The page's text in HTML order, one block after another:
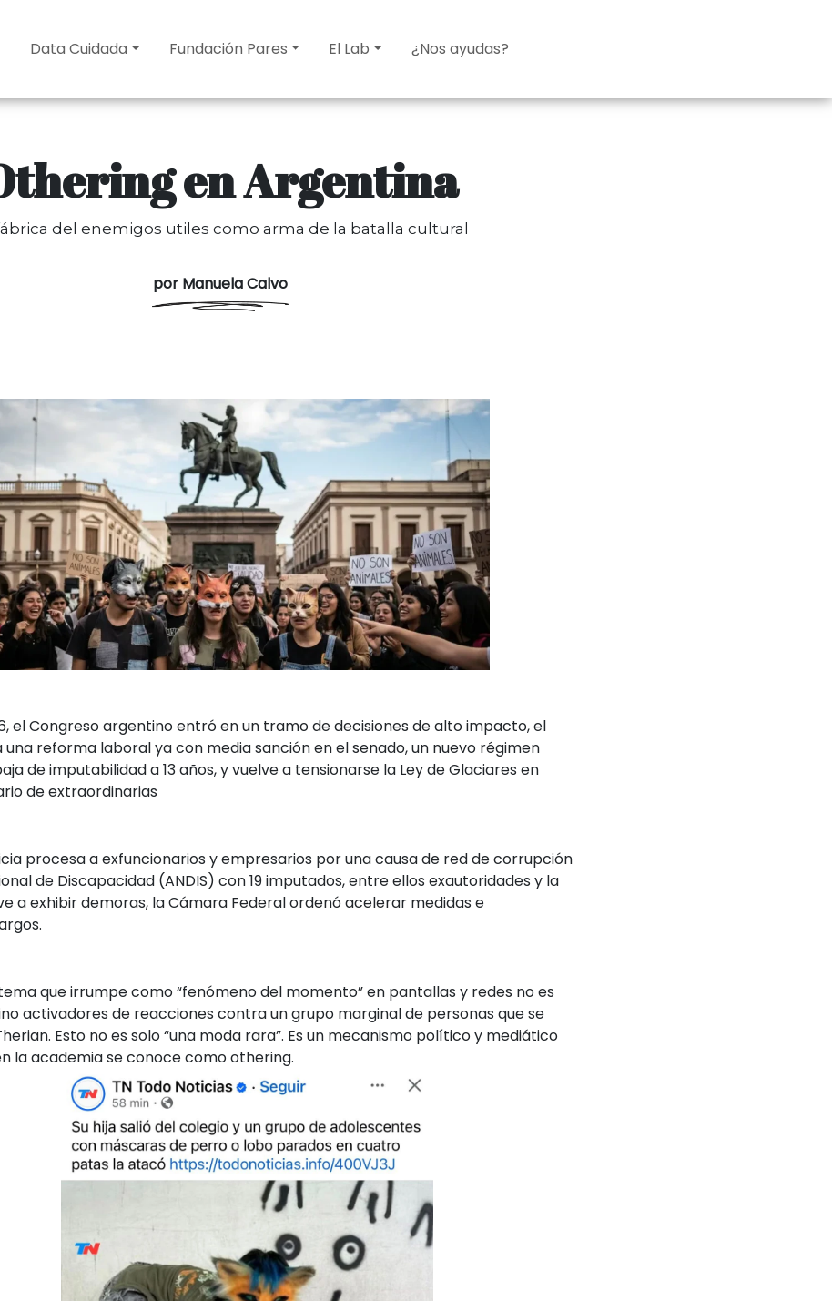
Data Cuidada Fundación Pares El Lab ¿Nos ayudas?
en Argentina
del enemigos utiles como arma de la batalla cultural
por Manuela Calvo
el Congreso argentino entró en un tramo de decisiones de alto impacto, el
reforma laboral ya con media sanción en el senado, un nuevo régimen
de imputabilidad a 13 años, y vuelve a tensionarse la Ley de Glaciares en
de extraordinarias
procesa a exfuncionarios y empresarios por una causa de red de corrupción
de Discapacidad (ANDIS) con 19 imputados, entre ellos exautoridades y la
a exhibir demoras, la Cámara Federal ordenó acelerar medidas e
que irrumpe como “fenómeno del momento” en pantallas y redes no es
activadores de reacciones contra un grupo marginal de personas que se
Esto no es solo “una moda rara”. Es un mecanismo político y mediático
la academia se conoce como othering.